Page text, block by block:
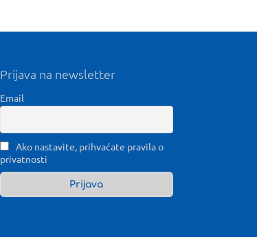
Prijava na newsletter
Email
Ako nastavite, prihvaćate pravila o
privatnosti